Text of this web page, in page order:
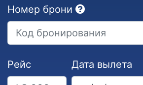
Номер брони
Рейс Дата вылета